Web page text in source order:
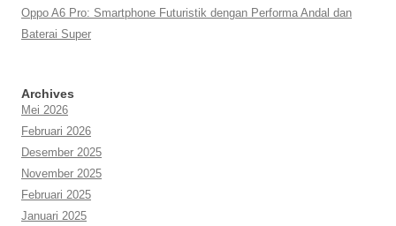
Oppo A6 Pro: Smartphone Futuristik dengan Performa Andal dan
Baterai Super
Archives
Mei 2026
Februari 2026
Desember 2025
November 2025
Februari 2025
Januari 2025